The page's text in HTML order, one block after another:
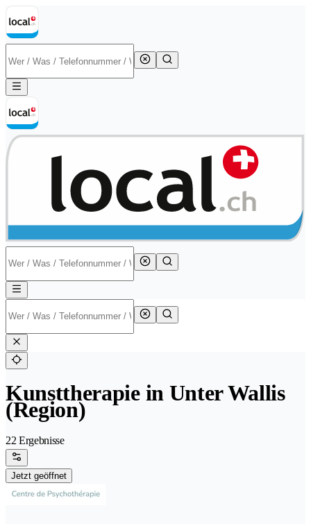
Kunsttherapie in Unter Wallis
(Region)
22 Ergebnisse
Jetzt geöffnet